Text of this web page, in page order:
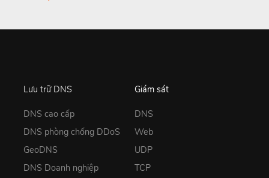
Lưu trữ DNS
DNS cao cấp
DNS phòng chống DDoS
GeoDNS
DNS Doanh nghiệp
Giám sát
DNS
Web
UDP
TCP